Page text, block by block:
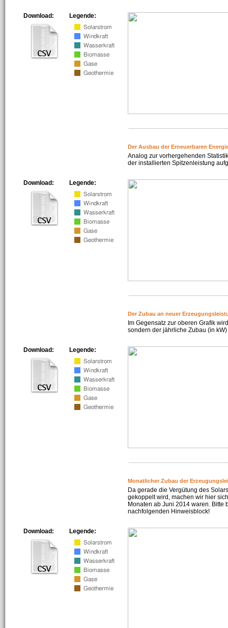
Legende:
Download:
Der Ausbau der Erneuerbaren
Analog zur vorhergehenden
der installierten Spitzenleistung
Legende:
Download:
Der Zubau an neuer
Im Gegensatz zur oberen Grafik
sondern der jährliche Zubau (in
Legende:
Download:
Monatlicher Zubau der
Da gerade die Vergütung des
gekoppelt wird, machen wir hier
Monaten ab Juni 2014 waren. Bitte
nachfolgenden Hinweisblock!
Legende:
Download: